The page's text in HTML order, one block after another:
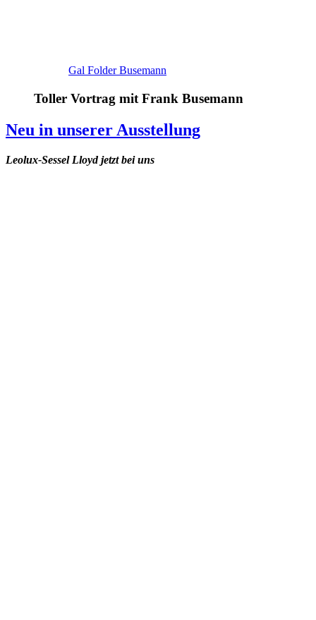
Gal Folder Busemann
Toller Vortrag mit Frank Busemann
Neu in unserer Ausstellung
Leolux-Sessel Lloyd jetzt bei uns